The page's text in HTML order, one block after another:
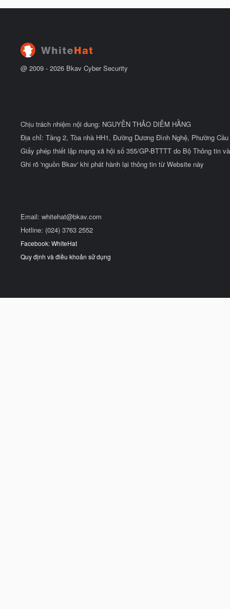
@ 2009 - 2026 Bkav Cyber Security
Chịu trách nhiệm nội dung: NGUYỄN THẢO DIỄM HẰNG
Địa chỉ: Tầng 2, Tòa nhà HH1, Đường Dương Đình Nghệ, Phường
Giấy phép thiết lập mạng xã hội số 355/GP-BTTTT do Bộ Thông tin
Ghi rõ 'nguồn Bkav' khi phát hành lại thông tin từ Website này
Email: whitehat@bkav.com
Hotline: (024) 3763 2552
Facebook: WhiteHat
Quy định và điều khoản sử dụng